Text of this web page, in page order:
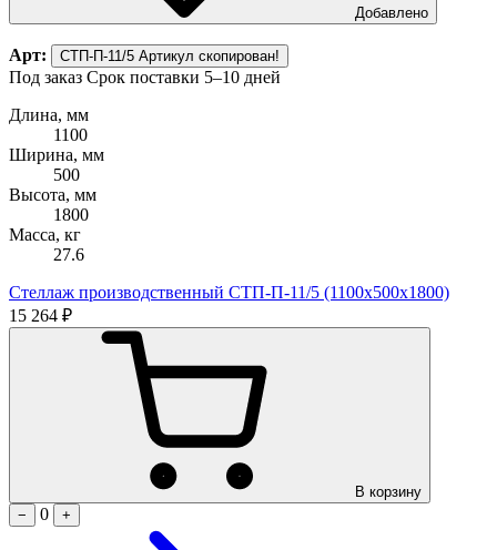
Добавлено
Арт: СТП-П-11/5 Артикул скопирован!
Под заказ Срок поставки 5–10 дней
Длина, мм
1100
Ширина, мм
500
Высота, мм
1800
Масса, кг
27.6
Стеллаж производственный СТП-П-11/5 (1100х500х1800)
15 264 ₽
В корзину
−
0 +